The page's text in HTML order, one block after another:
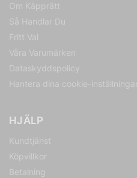
Om Käpprätt
Så Handlar Du
Fritt Val
Våra Varumärken
Dataskyddspolicy
Hantera dina cookie-inställningar
HJÄLP
Kundtjänst
Köpvillkor
Betalning